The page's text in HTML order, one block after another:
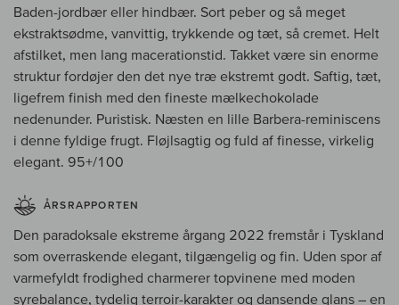
Baden-jordbær eller hindbær. Sort peber og så meget
ekstraktsødme, vanvittig, trykkende og tæt, så cremet. Helt
afstilket, men lang macerationstid. Takket være sin enorme
struktur fordøjer den det nye træ ekstremt godt. Saftig, tæt,
ligefrem finish med den fineste mælkechokolade
nedenunder. Puristisk. Næsten en lille Barbera-reminiscens
i denne fyldige frugt. Fløjlsagtig og fuld af finesse, virkelig
elegant. 95+/100
ÅRSRAPPORTEN
Den paradoksale ekstreme årgang 2022 fremstår i Tyskland
som overraskende elegant, tilgængelig og fin. Uden spor af
varmefyldt frodighed charmerer topvinene med moden
syrebalance, tydelig terroir-karakter og dansende glans – en